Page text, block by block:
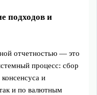
подходов и
отчетностью — это
процесс: сбор
и
и по валютным